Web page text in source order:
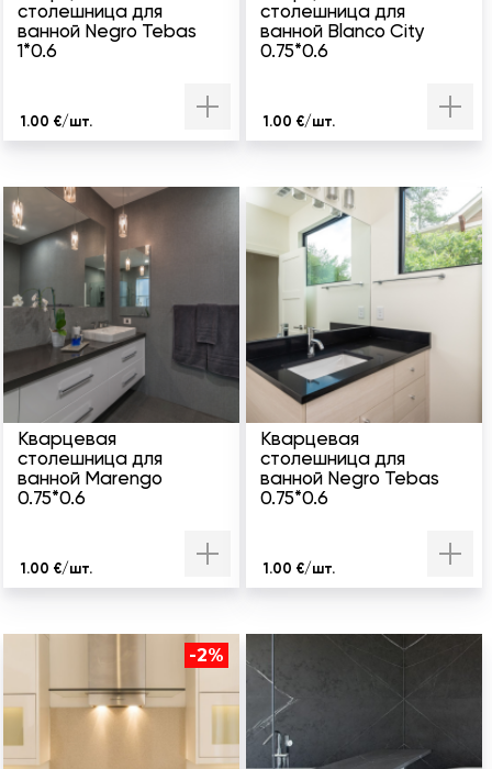
столешница для
ванной Negro Tebas
1*0.6
1.00 €/шт.
столешница для
ванной Blanco City
0.75*0.6
1.00 €/шт.
Кварцевая
столешница для
ванной Marengo
0.75*0.6
1.00 €/шт.
Кварцевая
столешница для
ванной Negro Tebas
0.75*0.6
1.00 €/шт.
-2%